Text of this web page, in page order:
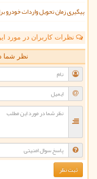
پیگیری زمان تحویل واردات خودرو
نظرات کاربران در مورد
نظر شما